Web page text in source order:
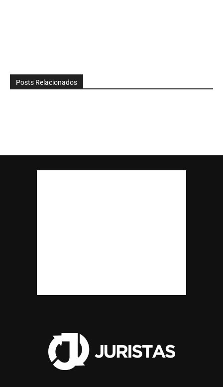
Posts Relacionados